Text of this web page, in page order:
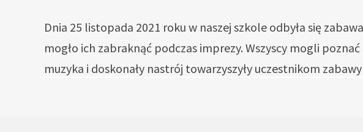
Dnia 25 listopada 2021 roku w naszej szkole odbyła się
mogło ich zabraknąć podczas imprezy. Wszyscy mogli
muzyka i doskonały nastrój towarzyszyły uczestnikom